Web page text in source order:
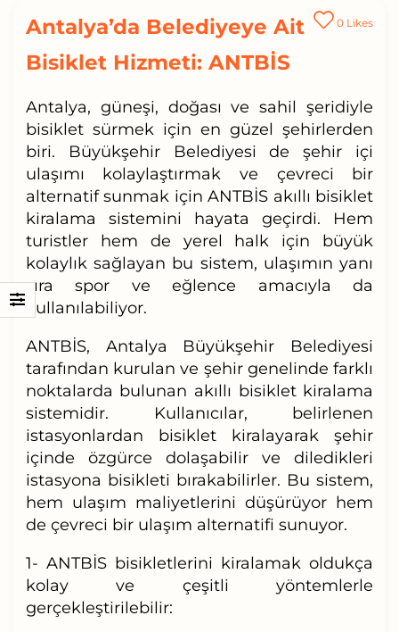
0 Likes
Antalya’da Belediyeye Ait
Bisiklet Hizmeti: ANTBİS
Antalya, güneşi, doğası ve sahil şeridiyle
bisiklet sürmek için en güzel şehirlerden
biri. Büyükşehir Belediyesi de şehir içi
ulaşımı kolaylaştırmak ve çevreci bir
alternatif sunmak içinANTBİS akıllı bisiklet
kiralama sistemini hayata geçirdi. Hem
turistler hem de yerel halk için büyük
kolaylık sağlayan bu sistem, ulaşımın yanı
sıra spor ve eğlence amacıyla da
kullanılabiliyor.
ANTBİS, Antalya Büyükşehir Belediyesi
tarafından kurulan ve şehir genelinde farklı
noktalarda bulunan akıllı bisiklet kiralama
sistemidir. Kullanıcılar, belirlenen
istasyonlardan bisiklet kiralayarak şehir
içinde özgürce dolaşabilir ve diledikleri
istasyona bisikleti bırakabilirler. Bu sistem,
hem ulaşım maliyetlerini düşürüyor hem
de çevreci bir ulaşım alternatifi sunuyor.
1- ANTBİS bisikletlerini kiralamak oldukça
kolay ve çeşitli yöntemlerle
gerçekleştirilebilir: